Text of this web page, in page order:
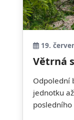
19.
Větrná
Odpolední
jednotku
posledního